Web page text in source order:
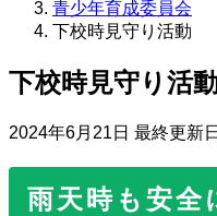
青少年育成委員会
下校時見守り活動
下校時見守り活
2024年6月21日 最終更新
雨天時も安全